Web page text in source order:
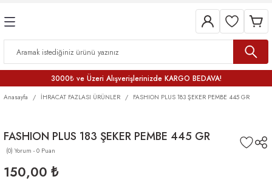
3000₺ ve Üzeri Alışverişlerinizde KARGO BEDAVA!
Anasayfa İHRACAT FAZLASI ÜRÜNLER FASHION PLUS 183 ŞEKER PEMBE 445 GR
FASHION PLUS 183 ŞEKER PEMBE 445 GR
(0) Yorum - 0 Puan
150,00 ₺